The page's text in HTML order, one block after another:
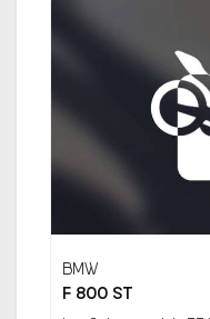
BMW
F 800 ST